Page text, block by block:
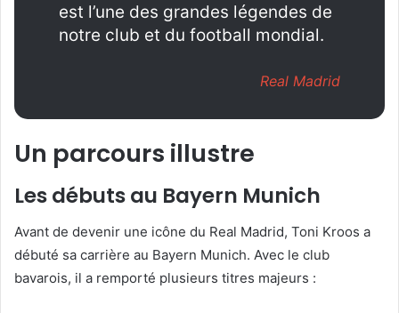
est l’une des grandes légendes de
notre club et du football mondial.
Real Madrid
Un parcours illustre
Les débuts au Bayern Munich
Avant de devenir une icône du Real Madrid, Toni Kroos a
débuté sa carrière au Bayern Munich. Avec le club
bavarois, il a remporté plusieurs titres majeurs :